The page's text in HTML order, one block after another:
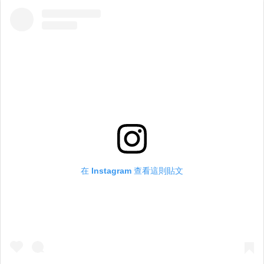
在 Instagram 查看這則貼文